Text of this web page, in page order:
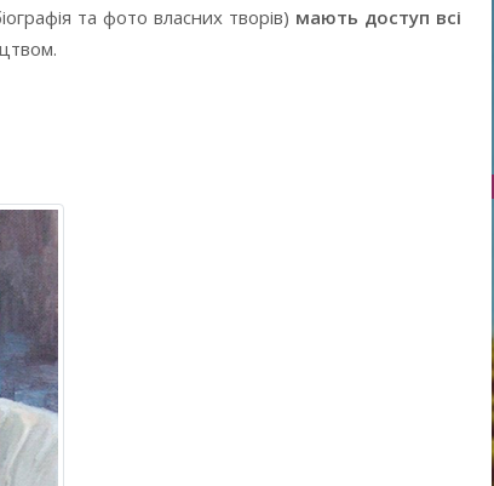
та фото власних творів) мають доступ всі